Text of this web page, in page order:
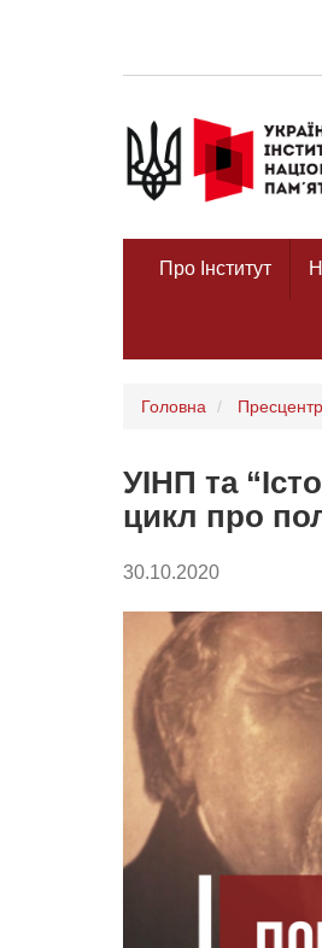
Про Інститут
Головна Пресцентр
УІНП та
цикл про
30.10.2020